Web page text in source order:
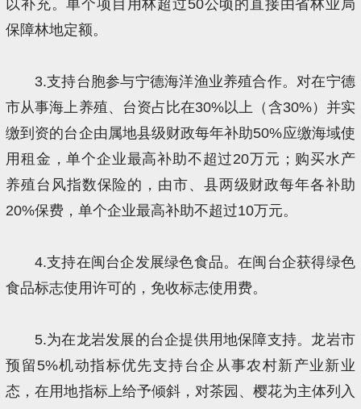
以补充。单个项目用林超过50公顷的直接由省林业局
保障林地定额。
3.支持台胞参与宁德海洋渔业养殖合作。对在宁德
市从事海上养殖、台资占比在30%以上（含30%）并实
缴到资的台企由属地县级财政每年补助50%应缴海域使
用租金，单个企业最高补助不超过20万元；购买水产
养殖台风指数保险的，由市、县两级财政每年各补助
20%保费，单个企业最高补助不超过10万元。
4.支持在闽台企发展绿色食品。在闽台企获得绿色
食品标志使用许可的，免收标志使用费。
5.为在龙岩发展的台企提供用地保障支持。龙岩市
预留5%机动指标优先支持台企从事农村新产业新业
态，在用地指标上给予倾斜，对茶园、樱花为主体列入